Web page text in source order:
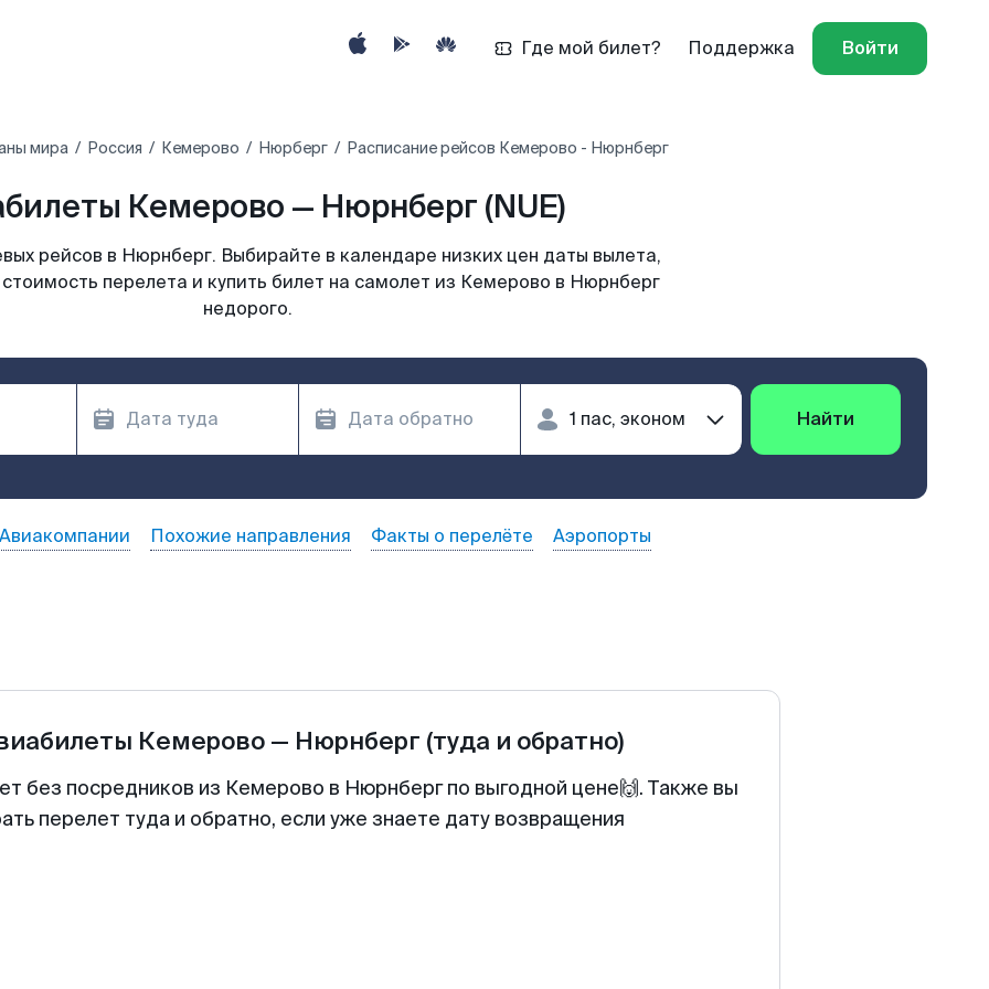
Где мой билет? Поддержка Войти
мира Россия Кемерово Нюрберг Расписание рейсов Кемерово - Нюрнберг
Кемерово — Нюрнберг (NUE)
рейсов в Нюрнберг. Выбирайте в календаре низких цен даты вылета,
перелета и купить билет на самолет из Кемерово в Нюрнберг
недорого.
Найти
Похожие направления Факты о перелёте Аэропорты
Кемерово — Нюрнберг (туда и обратно)
без посредников из Кемерово в Нюрнберг по выгодной цене🙌. Также вы
перелет туда и обратно, если уже знаете дату возвращения